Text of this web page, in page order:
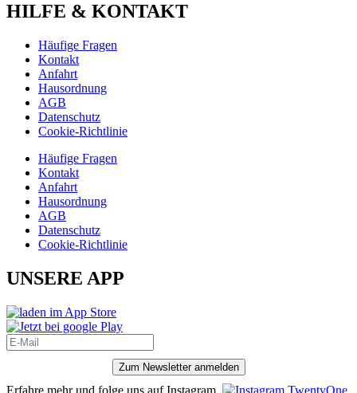
HILFE & KONTAKT
Häufige Fragen
Kontakt
Anfahrt
Hausordnung
AGB
Datenschutz
Cookie-Richtlinie
Häufige Fragen
Kontakt
Anfahrt
Hausordnung
AGB
Datenschutz
Cookie-Richtlinie
UNSERE APP
Zum Newsletter anmelden
Erfahre mehr und folge uns auf Instagram